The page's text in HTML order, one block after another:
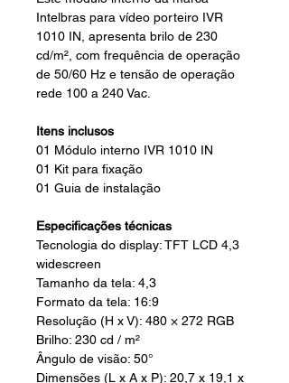
Intelbras para vídeo porteiro IVR
1010 IN, apresenta brilo de 230
cd/m², com frequência de operação
de 50/60 Hz e tensão de operação
rede 100 a 240 Vac.
Itens inclusos
01 Módulo interno IVR 1010 IN
01 Kit para fixação
01 Guia de instalação
Especificações técnicas
Tecnologia do display: TFT LCD 4,3
widescreen
Tamanho da tela: 4,3
Formato da tela: 16:9
Resolução (H x V): 480 × 272 RGB
Brilho: 230 cd / m²
Ângulo de visão: 50°
Dimensões (L x A x P): 20,7 x 19,1 x